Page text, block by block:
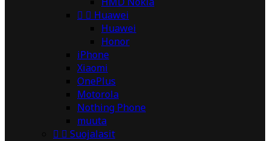
  Huawei
Huawei
Honor
iPhone
Xiaomi
OnePlus
Motorola
Nothing Phone
muuta
  Suojalasit